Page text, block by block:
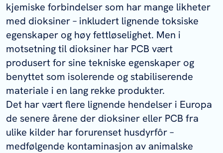
kjemiske forbindelser som har mange likheter
med dioksiner – inkludert lignende toksiske
egenskaper og høy fettløselighet. Men i
motsetning til dioksiner har PCB vært
produsert for sine tekniske egenskaper og
benyttet som isolerende og stabiliserende
materiale i en lang rekke produkter.
Det har vært flere lignende hendelser i Europa
de senere årene der dioksiner eller PCB fra
ulike kilder har forurenset husdyrfôr –
medfølgende kontaminasjon av animalske